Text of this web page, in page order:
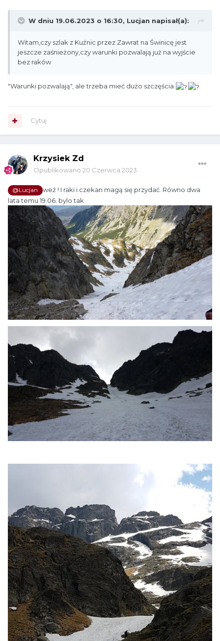
W dniu 19.06.2023 o 16:30, Lucjan napisał(a):
Witam,czy szlak z Kuźnic przez Zawrat na Świnicę jest
jeszcze zaśnieżony,czy warunki pozwalają już na wyjście
bez raków
"Warunki pozwalają", ale trzeba mieć dużo szczęścia
Cytuj
Krzysiek Zd
Opublikowano 20 Czerwca 2023
@Lucjan
weź ! I raki i czekan magą się przydać. Równo dwa
lata temu 19.06. bylo tak